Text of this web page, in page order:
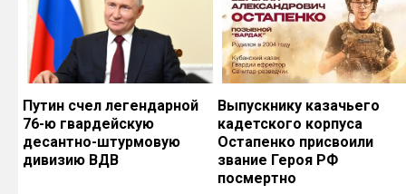
Путин счел легендарной
76-ю гвардейскую
десантно-штурмовую
дивизию ВДВ
Выпускнику казачьего
кадетского корпуса
Остапенко присвоили
звание Героя РФ
посмертно